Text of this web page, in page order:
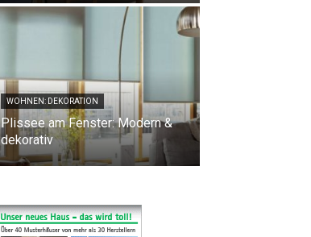
WOHNEN: DEKORATION
Plissee am Fenster: Modern &
dekorativ